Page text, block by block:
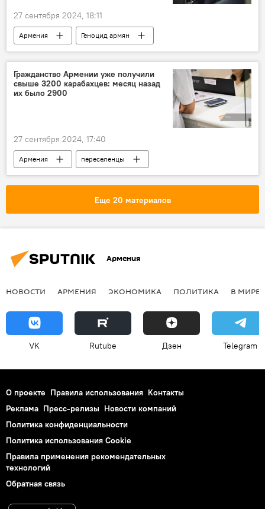
27 сентября 2024, 18:11
Армения
Геноцид армян
Нью-Йорк
мэр
Политика
Новости Армения
Гражданство Армении уже получили
свыше 3200 карабахцев: месяц назад
их было 2900
27 сентября 2024, 17:40
Армения
переселенцы
Нагорный Карабах
Политика
Еще 20 материалов
Армения
НОВОСТИ АРМЕНИЯ ЭКОНОМИКА ПОЛИТИКА В МИРЕ
VK Rutube Дзен Telegram
О проекте Правила использования Контакты
Реклама Пресс-релизы Новости компаний
Политика конфиденциальности
Политика использования Cookie
Правила применения рекомендательных
технологий
Обратная связь